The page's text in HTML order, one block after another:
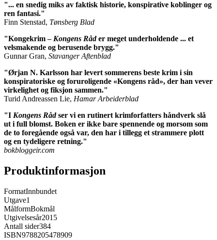
"... en snedig miks av faktisk historie, konspirative koblinger og
ren fantasi."
Finn Stenstad, Tønsberg Blad
"Kongekrim – Kongens Råder meget underholdende ... et
velsmakende og berusende brygg."
Gunnar Gran, Stavanger Aftenblad
"Ørjan N. Karlsson har levert sommerens beste krim i sin
konspiratoriske og foruroligende «Kongens råd», der han vever
virkelighet og fiksjon sammen."
Turid Andreassen Lie, Hamar Arbeiderblad
"I Kongens Rådser vi en rutinert krimforfatters håndverk slå
ut i full blomst. Boken er ikke bare spennende og morsom som
de to foregående også var, den har i tillegg et strammere plott
og en tydeligere retning."
bokbloggeir.com
Produktinformasjon
FormatInnbundet
Utgave1
MålformBokmål
Utgivelsesår2015
Antall sider384
ISBN9788205478909